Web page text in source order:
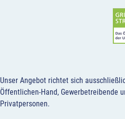
Unser Angebot richtet sich
Öffentlichen-Hand, Gewerbetreibende
Privatpersonen.